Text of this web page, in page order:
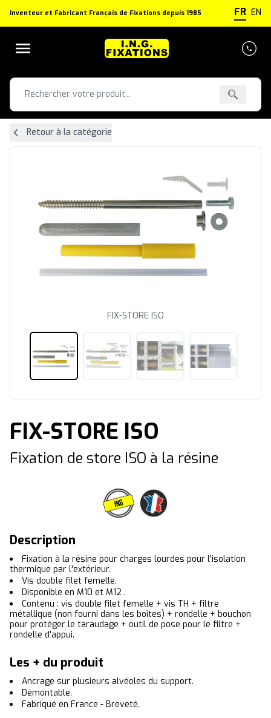
Inventeur et Fabricant Français de Fixations depuis 1985 FR EN
Retour à la catégorie
FIX-STORE ISO
FIX-STORE ISO
Fixation de store ISO à la résine
Description
Fixation à la résine pour charges lourdes pour l'isolation
thermique par l'extérieur.
Vis double filet femelle.
Disponible en M10 et M12 .
Contenu : vis double filet femelle + vis TH + filtre
métallique (non fourni dans les boîtes) + rondelle + bouchon
pour protéger le taraudage + outil de pose pour le filtre +
rondelle d'appui.
Les + du produit
Ancrage sur plusieurs alvéoles du support.
Démontable.
Fabriqué en France - Breveté.